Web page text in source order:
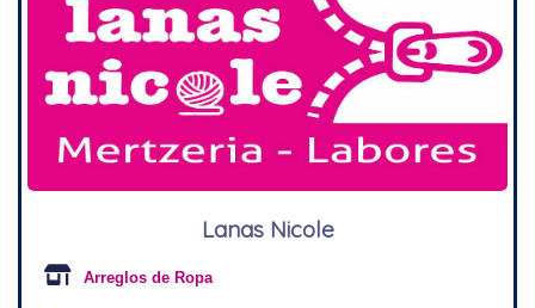
Lanas Nicole
Arreglos de Ropa